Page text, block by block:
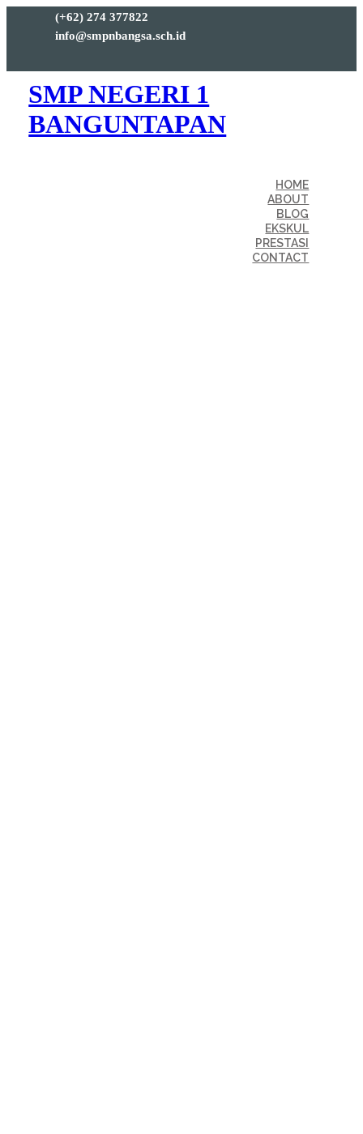
(+62) 274 377822
info@smpnbangsa.sch.id
SMP NEGERI 1
BANGUNTAPAN
HOME
ABOUT
BLOG
EKSKUL
PRESTASI
CONTACT